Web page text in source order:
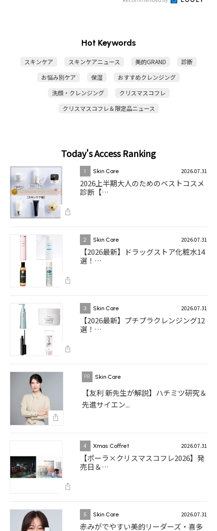
Hot Keywords
スキンケア スキンケアニュース 美的GRAND
診断
お悩み別ケア
保湿
おすすめクレンジング
洗顔・クレンジング
クリスマスコフレ
クリスマスコフレ＆限定品ニュース
Today's Access Ranking
1 Skin Care 2026.07.31
2026上半期大人のためのベストコスメ
診断【…
2 Skin Care 2026.07.31
【2026最新】ドラッグストア化粧水14
選！…
3 Skin Care 2026.07.31
【2026最新】プチプラクレンジング12
選！…
Skin Care
【友利 新先生が解説】ハチミツ研究＆
先進サイエン...
4 Xmas Coffret 2026.07.31
【ポーラ×クリスマスコフレ2026】発
売日＆…
5 Skin Care 2026.07.31
赤みがでやすい美的リーダーズ・喜多